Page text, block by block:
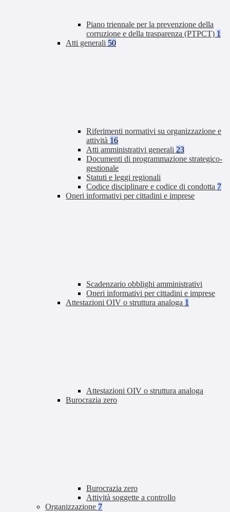
Piano triennale per la prevenzione della
corruzione e della trasparenza (PTPCT) 1
Atti generali 50
Riferimenti normativi su organizzazione e
attività 16
Atti amministrativi generali 23
Documenti di programmazione strategico-
gestionale
Statuti e leggi regionali
Codice disciplinare e codice di condotta 7
Oneri informativi per cittadini e imprese
Scadenzario obblighi amministrativi
Oneri informativi per cittadini e imprese
Attestazioni OIV o struttura analoga 1
Attestazioni OIV o struttura analoga
Burocrazia zero
Burocrazia zero
Attività soggette a controllo
Organizzazione 7